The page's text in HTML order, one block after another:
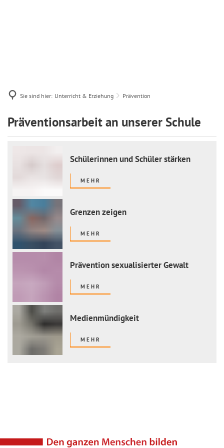
Sie sind hier: Unterricht & Erziehung Prävention
Prävention
Präventionsarbeit an unserer Schule
Schülerinnen und Schüler stärken
MEHR
Grenzen zeigen
MEHR
Prävention sexualisierter Gewalt
MEHR
Medienmündigkeit
MEHR